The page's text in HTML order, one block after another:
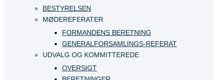
BESTYRELSEN
MØDEREFERATER
FORMANDENS BERETNING
GENERALFORSAMLINGS-REFERAT
UDVALG OG KOMMITTEREDE
OVERSIGT